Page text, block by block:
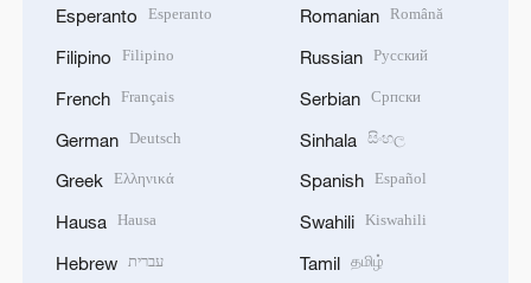
Esperanto Esperanto
Filipino Filipino
French Français
German Deutsch
Greek Ελληνικά
Hausa Hausa
Hebrew עברית
Romanian Română
Russian Русский
Serbian Српски
Sinhala සිංහල
Spanish Español
Swahili Kiswahili
Tamil தமிழ்